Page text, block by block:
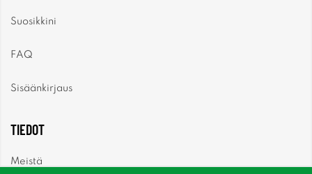
Suosikkini
FAQ
Sisäänkirjaus
TIEDOT
Meistä